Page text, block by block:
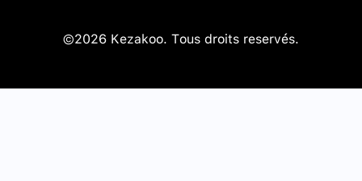
©2026 Kezakoo. Tous droits reservés.